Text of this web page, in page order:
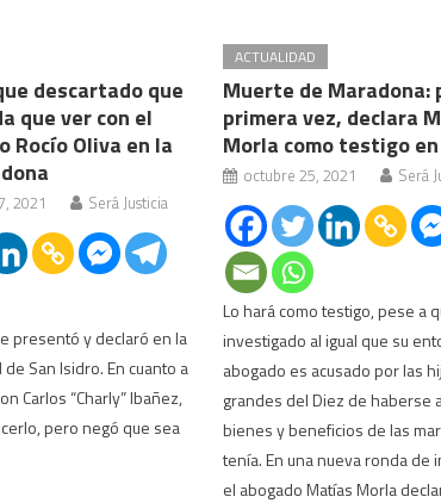
descartado que
que ver con el
Rocío Oliva en la
2021 Será Justicia
presentó y declaró en la
San Isidro. En cuanto a
Carlos “Charly” Ibañez,
pero negó que sea
ACTUALIDAD
Muerte de Maradona:
primera vez, declara
Morla como testigo
octubre 25, 2021 Será
Lo hará como testigo, pese a
investigado al igual que su
abogado es acusado por las
grandes del Diez de haberse
bienes y beneficios de las
tenía. En una nueva ronda de
el abogado Matías Morla